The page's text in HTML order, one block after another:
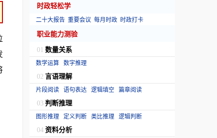
时政轻松学
二十大报告 重要会议 每月时政 时政打卡
职业能力测验
01 数量关系
数学运算 数字推理
02 言语理解
片段阅读 语句表达 逻辑填空 篇章阅读
03 判断推理
图形推理 定义判断 类比推理 逻辑判断
04 资料分析